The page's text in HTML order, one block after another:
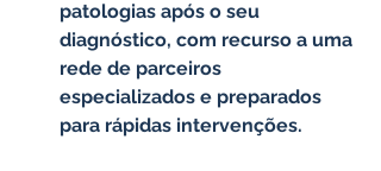
patologias após o seu
diagnóstico, com recurso a uma
rede de parceiros
especializados e preparados
para rápidas intervenções.